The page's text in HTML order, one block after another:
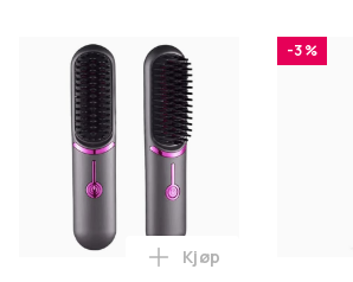
Legg 2-i-1
Kjøp
-3 %